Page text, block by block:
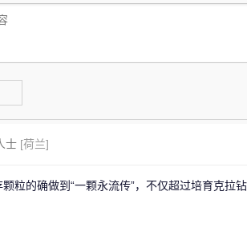
士 [荷兰]
颗粒的确做到“一颗永流传”，不仅超过培育克拉